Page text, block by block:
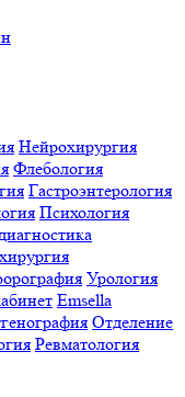
Нейрохирургия
Флебология
Гастроэнтерология
Психология
Урология
Emsella
Отделение
Ревматология